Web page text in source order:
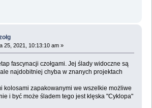
25, 2021, 10:13:10 am »
fascynacji czołgami. Jej ślady widoczne są
najdobitniej chyba w znanych projektach
kolosami zapakowanymi we wszelkie możliwe
i być może śladem tego jest klęska "Cyklopa"